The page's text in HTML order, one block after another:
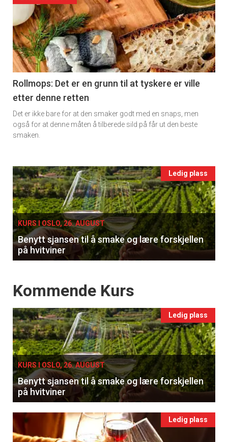
2
detail
-
section
11
Ukens
vin
Rollmops: Det er en grunn til at tyskere er ville
etter denne retten
Det er ikke bare for at den smaker godt med en snaps, men
også for at denne måten å tilberede sild på får ut den beste
smaken.
Events
single
Ledig plass
KURS I OSLO, 26. AUGUST
Benytt sjansen til å smake og lære forskjellen
på hvitviner
Events
Kommende Kurs
Ledig plass
KURS I OSLO, 26. AUGUST
Benytt sjansen til å smake og lære forskjellen
på hvitviner
Ledig plass